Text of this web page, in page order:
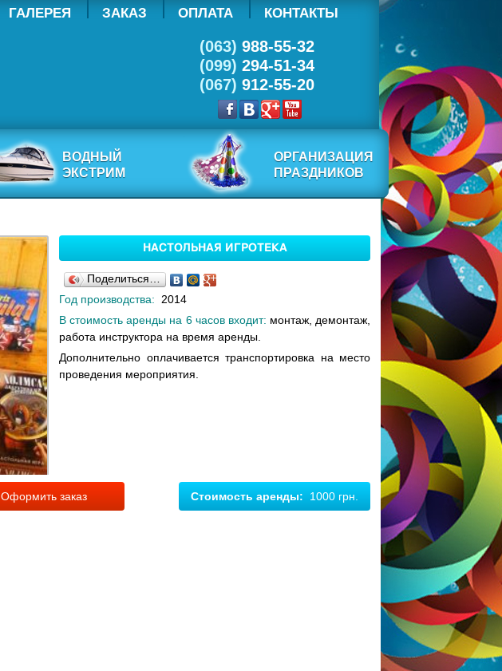
ГАЛЕРЕЯ ЗАКАЗ ОПЛАТА КОНТАКТЫ
(063) 988-55-32
(099) 294-51-34
(067) 912-55-20
ВОДНЫЙ
ЭКСТРИМ
ОРГАНИЗАЦИЯ
ПРАЗДНИКОВ
НАСТОЛЬНАЯ ИГРОТЕКА
Поделиться…
Год производства:
2014
В стоимость аренды на 6 часов входит: монтаж, демонтаж,
работа инструктора на время аренды.
Дополнительно оплачивается транспортировка на место
проведения мероприятия.
Оформить заказ Стоимость аренды: 1000 грн.